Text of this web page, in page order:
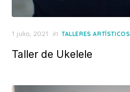
Posted
1 julio, 2021 in TALLERES ARTÍSTICOS
Taller de Ukelele